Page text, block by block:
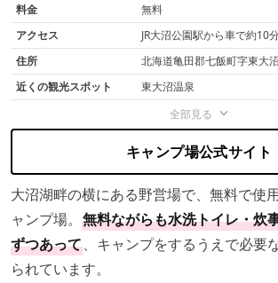
料金
無料
アクセス
JR大沼公園駅から車で約10
住所
北海道亀田郡七飯町字東大沼
近くの観光スポット
東大沼温泉
全部見る
キャンプ場公式サイト
大沼湖畔の横にある野営場で、無料で使
ャンプ場。 無料ながらも水洗トイレ・炊
ずつあって、キャンプをするうえで必要
られています。